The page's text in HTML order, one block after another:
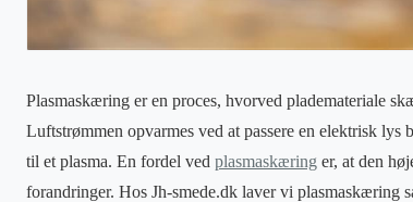
Plasmaskæring er en proces, hvorved plademateriale
Luftstrømmen opvarmes ved at passere en elektrisk lys
til et plasma. En fordel ved plasmaskæring er, at den
forandringer. Hos Jh-smede.dk laver vi plasmaskæring